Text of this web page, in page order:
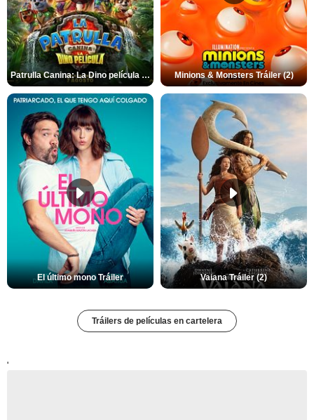
Patrulla Canina: La Dino película Tráiler VO Minions & Monsters Tráiler (2)
El último mono Tráiler Vaiana Tráiler (2)
Tráilers de películas en cartelera
'